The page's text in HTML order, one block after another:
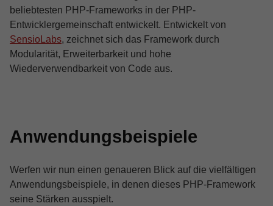
beliebtesten PHP-Frameworks in der PHP-
Entwicklergemeinschaft entwickelt. Entwickelt von
SensioLabs, zeichnet sich das Framework durch
Modularität, Erweiterbarkeit und hohe
Wiederverwendbarkeit von Code aus.
Anwendungsbeispiele
Werfen wir nun einen genaueren Blick auf die vielfältigen
Anwendungsbeispiele, in denen dieses PHP-Framework
seine Stärken ausspielt.